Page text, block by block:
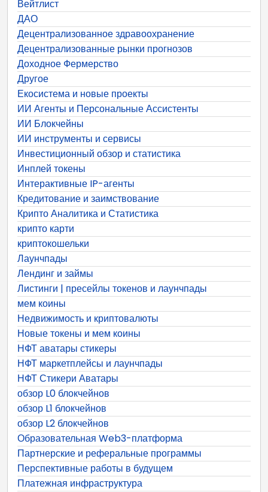
Вейтлист
ДАО
Децентрализованное здравоохранение
Децентрализованные рынки прогнозов
Доходное Фермерство
Другое
Екосистема и новые проекты
ИИ Агенты и Персональные Ассистенты
ИИ Блокчейны
ИИ инструменты и сервисы
Инвестиционный обзор и статистика
Инплей токены
Интерактивные IP-агенты
Кредитование и заимствование
Крипто Аналитика и Статистика
крипто карти
криптокошельки
Лаунчпады
Лендинг и займы
Листинги | пресейлы токенов и лаунчпады
мем коины
Недвижимость и криптовалюты
Новые токены и мем коины
НФТ аватары стикеры
НФТ маркетплейсы и лаунчпады
НФТ Стикери Аватары
обзор L0 блокчейнов
обзор L1 блокчейнов
обзор L2 блокчейнов
Образовательная Web3-платформа
Партнерские и реферальные программы
Перспективные работы в будущем
Платежная инфраструктура